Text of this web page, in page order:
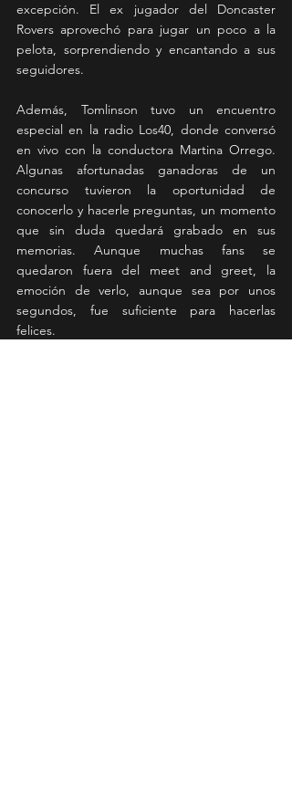
excepción. El ex jugador del Doncaster
Rovers aprovechó para jugar un poco a la
pelota, sorprendiendo y encantando a sus
seguidores.
Además, Tomlinson tuvo un encuentro
especial en la radio Los40, donde conversó
en vivo con la conductora Martina Orrego.
Algunas afortunadas ganadoras de un
concurso tuvieron la oportunidad de
conocerlo y hacerle preguntas, un momento
que sin duda quedará grabado en sus
memorias. Aunque muchas fans se
quedaron fuera del meet and greet, la
emoción de verlo, aunque sea por unos
segundos, fue suficiente para hacerlas
felices.